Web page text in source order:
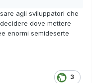
agli sviluppatori che
dove mettere
enormi semideserte
3